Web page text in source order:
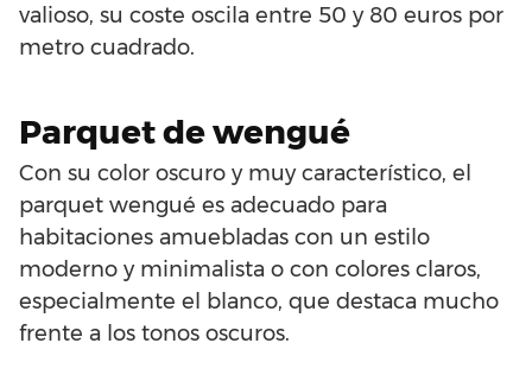
valioso, su coste oscila entre 50 y 80 euros por
metro cuadrado.
Parquet de wengué
Con su color oscuro y muy característico, el
parquet wengué es adecuado para
habitaciones amuebladas con un estilo
moderno y minimalista o con colores claros,
especialmente el blanco, que destaca mucho
frente a los tonos oscuros.